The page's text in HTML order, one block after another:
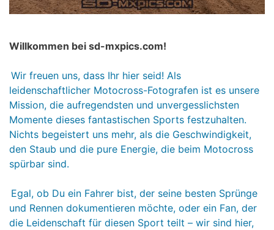
Willkommen bei sd-mxpics.com!
Wir freuen uns, dass Ihr hier seid! Als
leidenschaftlicher Motocross-Fotografen ist es unsere
Mission, die aufregendsten und unvergesslichsten
Momente dieses fantastischen Sports festzuhalten.
Nichts begeistert uns mehr, als die Geschwindigkeit,
den Staub und die pure Energie, die beim Motocross
spürbar sind.
Egal, ob Du ein Fahrer bist, der seine besten Sprünge
und Rennen dokumentieren möchte, oder ein Fan, der
die Leidenschaft für diesen Sport teilt – wir sind hier,